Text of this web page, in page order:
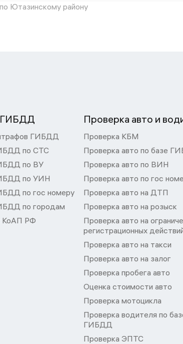
Ютазинскому району
ГИБДД
по СТС
по ВУ
по УИН
по гос номеру
по городам
КоАП РФ
Проверка авто и
Проверка КБМ
Проверка авто по базе
Проверка авто по ВИН
Проверка авто по гос
Проверка авто на ДТП
Проверка авто на розыск
Проверка авто на
регистрационных
Проверка авто на такси
Проверка авто на залог
Проверка пробега авто
Оценка стоимости авто
Проверка мотоцикла
Проверка водителя по
ГИБДД
Проверка ЭПТС